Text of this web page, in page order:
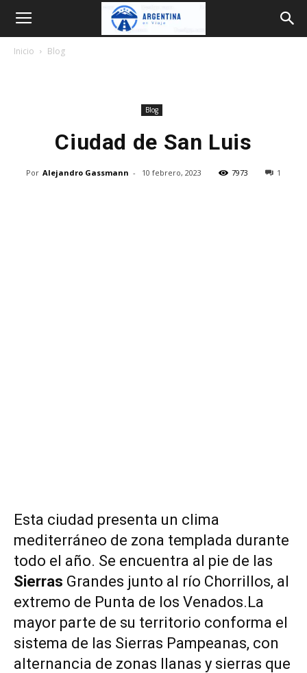
Argentina
Inicio Blog
Blog
Ciudad de San Luis
Por Alejandro Gassmann - 10 febrero, 2023 7973 1
Esta ciudad presenta un clima
mediterráneo de zona templada durante
todo el año. Se encuentra al pie de las
Sierras Grandes junto al río Chorrillos, al
extremo de Punta de los Venados.La
mayor parte de su territorio conforma el
sistema de las Sierras Pampeanas, con
alternancia de zonas llanas y sierras que